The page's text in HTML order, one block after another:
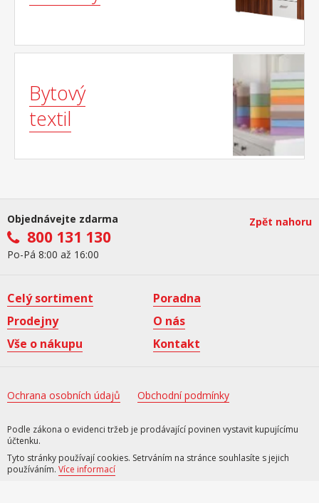
Bytový
textil
Objednávejte zdarma
800 131 130
Po-Pá 8:00 až 16:00
Zpět nahoru
Celý sortiment
Poradna
Prodejny
O nás
Vše o nákupu
Kontakt
Ochrana osobních údajů Obchodní podmínky
Podle zákona o evidenci tržeb je prodávající povinen vystavit kupujícímu
účtenku.
Tyto stránky používají cookies. Setrváním na stránce souhlasíte s jejich
používáním. Více informací